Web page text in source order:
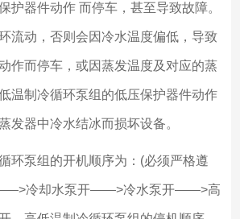
护器件动作 而停车，甚至导致故障。
流动，否则会因冷水温度偏低，导致
作而停车，或因蒸发温度及对应的蒸
温制冷循环泵组的低压保护器件动作
发器中冷水结冰而损坏设备。
环泵组的开机顺序为：(必须严格遵
冷却水泵开——>冷水泵开——>高